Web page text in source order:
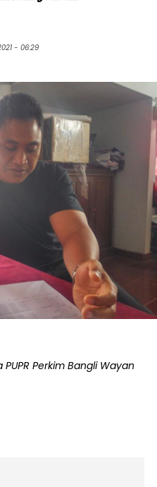
- 06:29
Perkim Bangli Wayan